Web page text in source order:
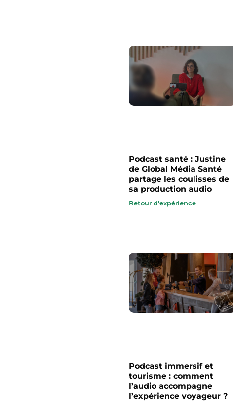
Podcast santé : Justine
de Global Média Santé
partage les coulisses de
sa production audio
Retour d'expérience
Podcast immersif et
tourisme : comment
l’audio accompagne
l’expérience voyageur ?